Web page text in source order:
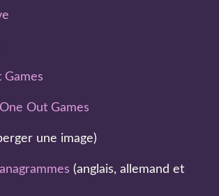
Games
Out Games
une image)
(anglais, allemand et